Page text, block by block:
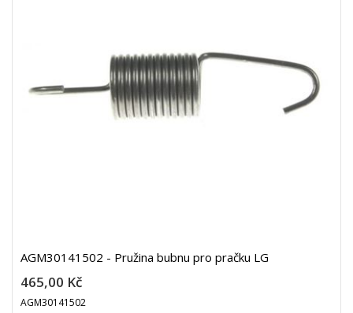
AGM30141502 - Pružina bubnu pro pračku LG
465,00 Kč
AGM30141502